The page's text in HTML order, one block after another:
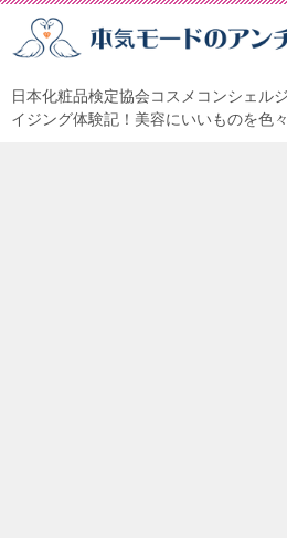
日本化粧品検定協会コスメコンシェル
イジング体験記！美容にいいものを色